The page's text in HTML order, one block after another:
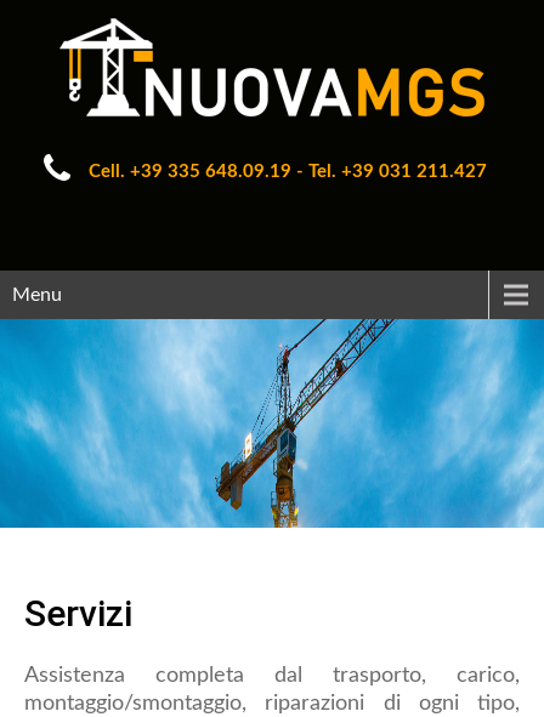
Cell. +39 335 648.09.19 - Tel. +39 031 211.427
Menu
Servizi
Assistenza completa dal trasporto, carico,
montaggio/smontaggio, riparazioni di ogni tipo,